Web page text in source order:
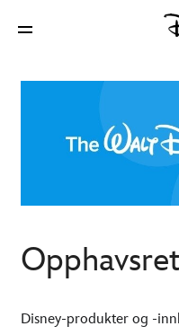
Disney-produkter og -